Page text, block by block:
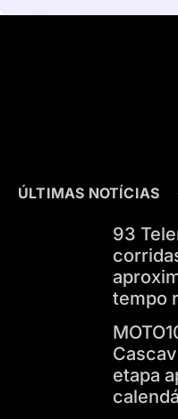
ÚLTIMAS NOTÍCIAS
93
tempo
etapa